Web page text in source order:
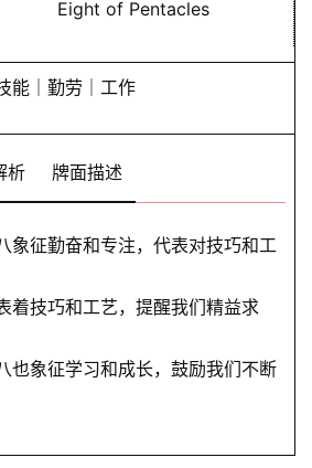
Eight of Pentacles
能｜勤劳｜工作
析 牌面描述
象征勤奋和专注，代表对技巧和工
着技巧和工艺，提醒我们精益求
也象征学习和成长，鼓励我们不断